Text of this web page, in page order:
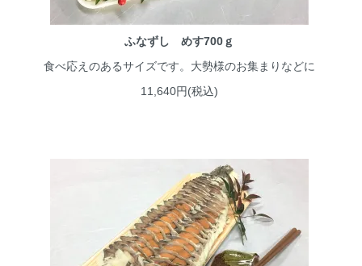
ふなずし めす700ｇ
食べ応えのあるサイズです。大勢様のお集まりなどに
11,640円(税込)